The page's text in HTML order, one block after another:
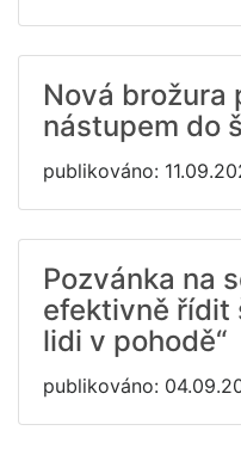
Nová brožura
nástupem do
publikováno:
Pozvánka na
efektivně řídit
lidi v pohodě“
publikováno: